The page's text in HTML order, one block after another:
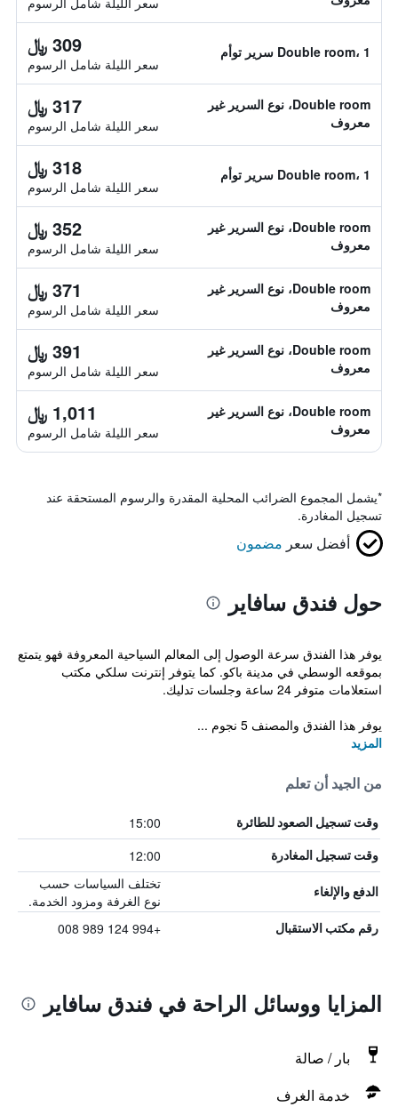
Double room، 1 سرير توأم 309 ﷼
سعر الليلة شامل الرسوم
Double room، نوع السرير غير
معروف
317 ﷼
سعر الليلة شامل الرسوم
Double room، 1 سرير توأم 318 ﷼
سعر الليلة شامل الرسوم
Double room، نوع السرير غير
معروف
352 ﷼
سعر الليلة شامل الرسوم
Double room، نوع السرير غير
معروف
371 ﷼
سعر الليلة شامل الرسوم
Double room، نوع السرير غير
معروف
391 ﷼
سعر الليلة شامل الرسوم
Double room، نوع السرير غير
معروف
1,011 ﷼
سعر الليلة شامل الرسوم
*يشمل المجموع الضرائب المحلية المقدرة والرسوم المستحقة عند
تسجيل المغادرة.
أفضل سعر مضمون
حول فندق سافاير
يوفر هذا الفندق سرعة الوصول إلى المعالم السياحية المعروفة فهو يتمتع
بموقعه الوسطي في مدينة باكو. كما يتوفر إنترنت سلكي مكتب
استعلامات متوفر 24 ساعة وجلسات تدليك.
يوفر هذا الفندق والمصنف 5 نجوم ...
المزيد
من الجيد أن تعلم
وقت تسجيل الصعود للطائرة 15:00
وقت تسجيل المغادرة 12:00
الدفع والإلغاء
تختلف السياسات حسب
نوع الغرفة ومزود الخدمة.
رقم مكتب الاستقبال +994 124 989 008
المزايا ووسائل الراحة في فندق سافاير
بار / صالة
خدمة الغرف